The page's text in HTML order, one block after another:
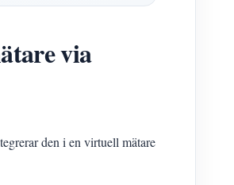
via
den i en virtuell mätare